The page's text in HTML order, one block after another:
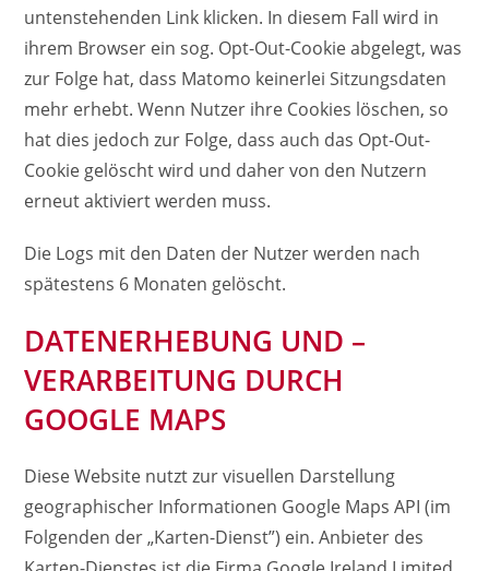
untenstehenden Link klicken. In diesem Fall wird in
ihrem Browser ein sog. Opt-Out-Cookie abgelegt, was
zur Folge hat, dass Matomo keinerlei Sitzungsdaten
mehr erhebt. Wenn Nutzer ihre Cookies löschen, so
hat dies jedoch zur Folge, dass auch das Opt-Out-
Cookie gelöscht wird und daher von den Nutzern
erneut aktiviert werden muss.
Die Logs mit den Daten der Nutzer werden nach
spätestens 6 Monaten gelöscht.
DATENERHEBUNG UND –
VERARBEITUNG DURCH
GOOGLE MAPS
Diese Website nutzt zur visuellen Darstellung
geographischer Informationen Google Maps API (im
Folgenden der „Karten-Dienst”) ein. Anbieter des